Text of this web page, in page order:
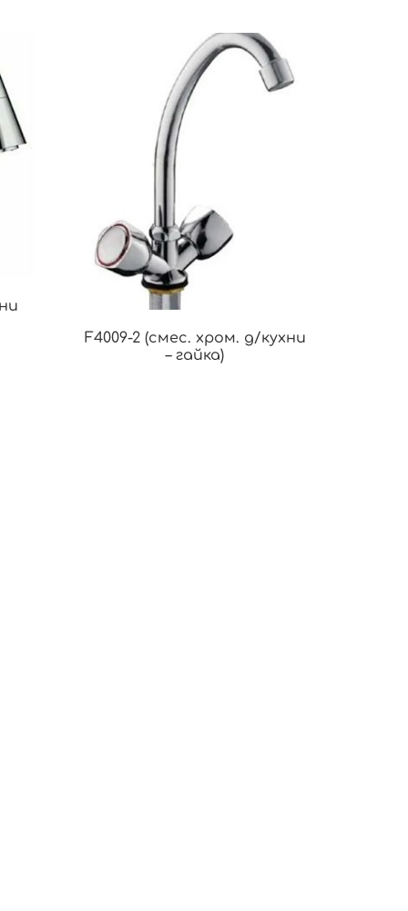
F4009-2 (смес. хром. д/кухни
– гайка)